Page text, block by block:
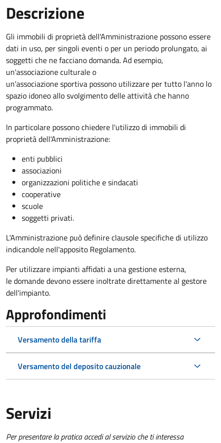
Descrizione
Gli immobili di proprietà dell'Amministrazione possono essere
dati in uso, per singoli eventi o per un periodo prolungato, ai
soggetti che ne facciano domanda. Ad esempio,
un'associazione culturale o
un'associazione sportiva possono utilizzare per tutto l'anno lo
spazio idoneo allo svolgimento delle attività che hanno
programmato.
In particolare possono chiedere l'utilizzo di immobili di
proprietà dell'Amministrazione:
enti pubblici
associazioni
organizzazioni politiche e sindacati
cooperative
scuole
soggetti privati.
L'Amministrazione può definire clausole specifiche di utilizzo
indicandole nell'apposito Regolamento.
Per utilizzare impianti affidati a una gestione esterna,
le domande devono essere inoltrate direttamente al gestore
dell'impianto.
Approfondimenti
Versamento della tariffa
Versamento del deposito cauzionale
Servizi
Per presentare la pratica accedi al servizio che ti interessa